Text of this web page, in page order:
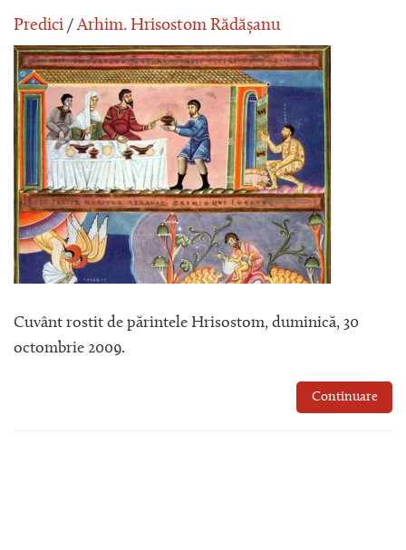
Predici /Arhim. Hrisostom Rădășanu
Cuvânt rostit de părintele Hrisostom, duminică, 30
octombrie 2009.
Continuare